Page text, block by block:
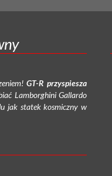
GT-R przyspiesza
Lamborghini Gallardo
jak statek kosmiczny w